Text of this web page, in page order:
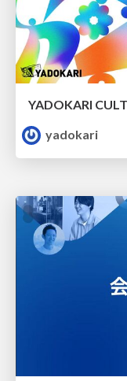
YADOKARI
yadokari